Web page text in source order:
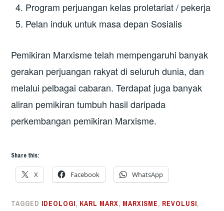
Program perjuangan kelas proletariat / pekerja
Pelan induk untuk masa depan Sosialis
Pemikiran Marxisme telah mempengaruhi banyak
gerakan perjuangan rakyat di seluruh dunia, dan
melalui pelbagai cabaran. Terdapat juga banyak
aliran pemikiran tumbuh hasil daripada
perkembangan pemikiran Marxisme.
Share this:
X Facebook WhatsApp
TAGGED IDEOLOGI, KARL MARX, MARXISME, REVOLUSI,